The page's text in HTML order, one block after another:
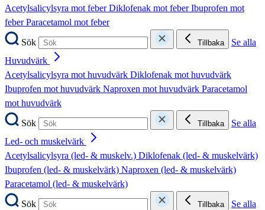
Acetylsalicylsyra mot feberDiklofenak mot feberIbuprofen mot
feberParacetamol mot feber
Sök
Tillbaka
Se alla
Huvudvärk
Acetylsalicylsyra mot huvudvärk Diklofenak mot huvudvärk
Ibuprofen mot huvudvärk Naproxen mot huvudvärk Paracetamol
mot huvudvärk
Sök
Tillbaka
Se alla
Led- och muskelvärk
Acetylsalicylsyra (led- & muskelv.) Diklofenak (led- & muskelvärk)
Ibuprofen (led- & muskelvärk) Naproxen (led- & muskelvärk)
Paracetamol (led- & muskelvärk)
Sök
Tillbaka
Se alla